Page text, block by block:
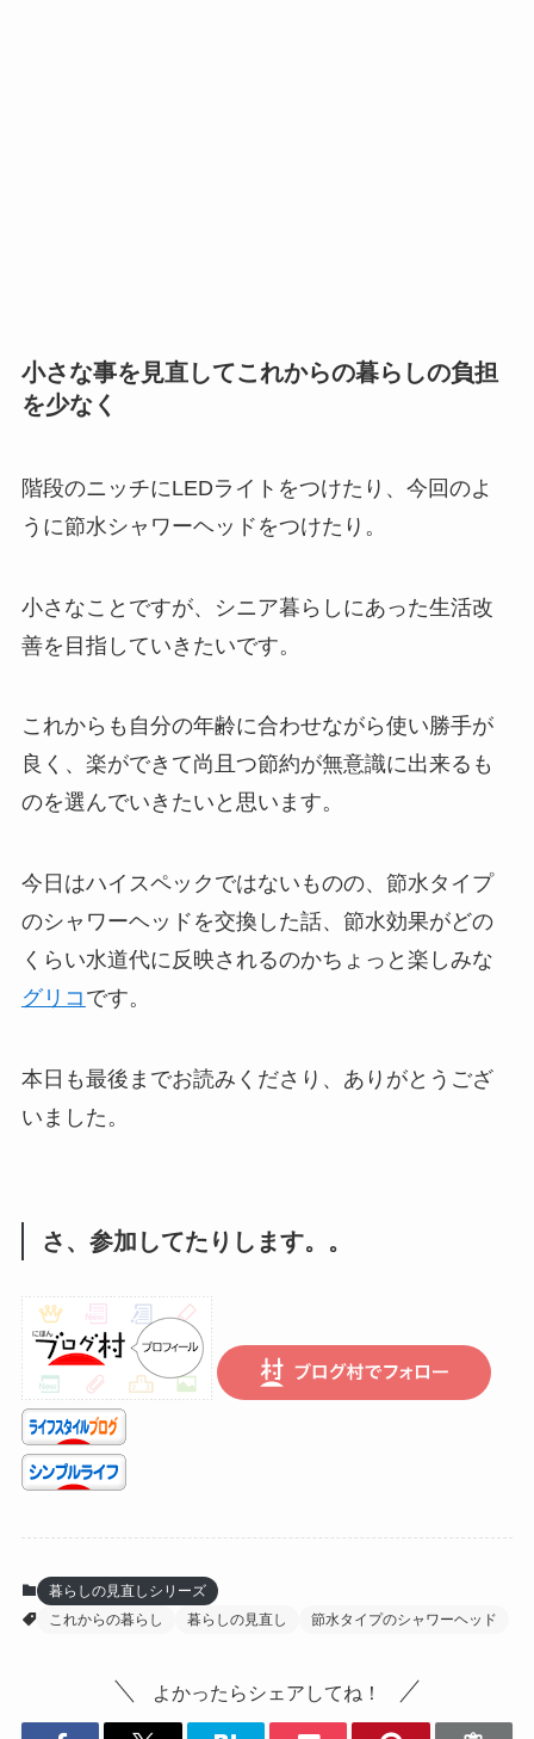
小さな事を見直してこれからの暮らしの負担
を少なく
階段のニッチにLEDライトをつけたり、今回のよ
うに節水シャワーヘッドをつけたり。
小さなことですが、シニア暮らしにあった生活改
善を目指していきたいです。
これからも自分の年齢に合わせながら使い勝手が
良く、楽ができて尚且つ節約が無意識に出来るも
のを選んでいきたいと思います。
今日はハイスペックではないものの、節水タイプ
のシャワーヘッドを交換した話、節水効果がどの
くらい水道代に反映されるのかちょっと楽しみな
グリコ です。
本日も最後までお読みくださり、ありがとうござ
いました。
さ、参加してたりします。。
暮らしの見直しシリーズ
これからの暮らし
暮らしの見直し 節水タイプのシャワーヘッド
よかったらシェアしてね！